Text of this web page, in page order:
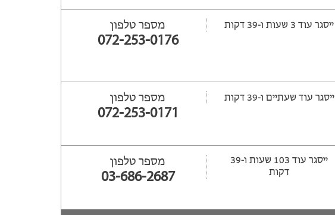
ייסגר עוד 3 שעות ‫ו-39 דקות מספר טלפון
072-253-0176
ייסגר עוד שעתיים ‫ו-39 דקות מספר טלפון
072-253-0171
ייסגר עוד 103 שעות ‫ו-39
דקות
מספר טלפון
03-686-2687